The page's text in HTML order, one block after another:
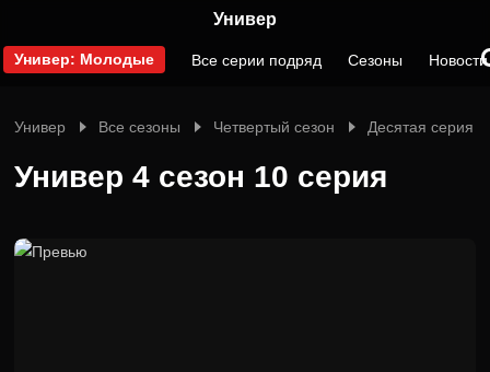
Универ
Универ: Молодые Все серии подряд Сезоны Новости
Универ Все сезоны Четвертый сезон Десятая серия
Универ 4 сезон 10 серия